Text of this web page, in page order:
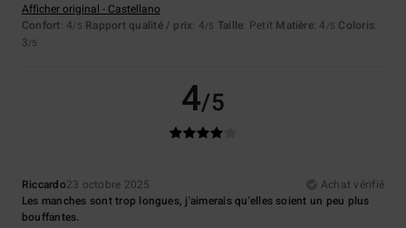
Afficher original - Castellano
Confort: 4/5 Rapport qualité / prix: 4/5 Taille: Petit Matière: 4 /5 Coloris:
3/5
4/5
Riccardo23 octobre 2025
Achat vérifié
Les manches sont trop longues, j'aimerais qu'elles soient un peu plus
bouffantes.